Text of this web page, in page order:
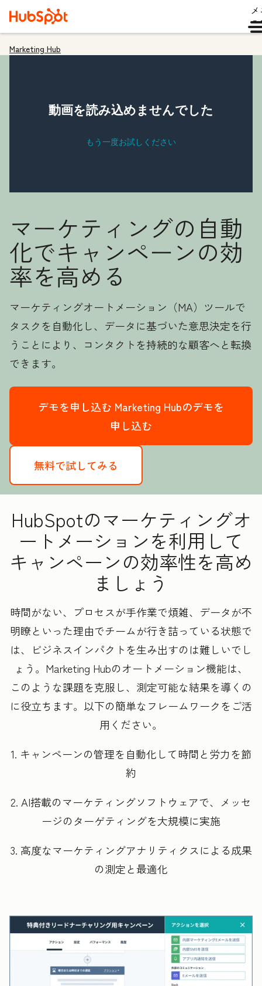
Marketing Hub
マーケティングの自動
化でキャンペーンの効
率を高める
マーケティングオートメーション（MA）ツールで
タスクを自動化し、データに基づいた意思決定を行
うことにより、コンタクトを持続的な顧客へと転換
できます。
デモを申し込む Marketing Hubのデモを
申し込む
無料で試してみる
HubSpotのマーケティングオ
ートメーションを利用して
キャンペーンの効率性を高め
ましょう
時間がない、プロセスが手作業で煩雑、データが不
明瞭といった理由でチームが行き詰っている状態で
は、ビジネスインパクトを生み出すのは難しいでし
ょう。Marketing Hubのオートメーション機能は、
このような課題を克服し、測定可能な結果を導くの
に役立ちます。以下の簡単なフレームワークをご活
用ください。
1. キャンペーンの管理を自動化して時間と労力を節
約
2. AI搭載のマーケティングソフトウェアで、メッセ
ージのターゲティングを大規模に実施
3. 高度なマーケティングアナリティクスによる成果
の測定と最適化